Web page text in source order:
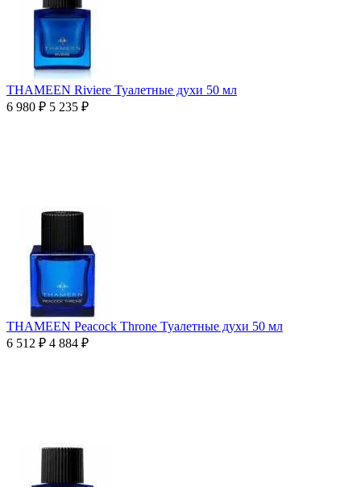
THAMEEN Riviere Туалетные духи 50 мл
6 980 ₽ 5 235 ₽
THAMEEN Peacock Throne Туалетные духи 50 мл
6 512 ₽ 4 884 ₽